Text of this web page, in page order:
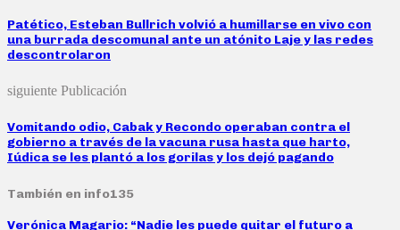
Patético, Esteban Bullrich volvió a humillarse en vivo con
una burrada descomunal ante un atónito Laje y las redes
descontrolaron
siguiente Publicación
Vomitando odio, Cabak y Recondo operaban contra el
gobierno a través de la vacuna rusa hasta que harto,
Iúdica se les plantó a los gorilas y los dejó pagando
También en info135
Verónica Magario: “Nadie les puede quitar el futuro a